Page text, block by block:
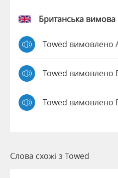
Британська вимова
Towed вимовлено
Towed вимовлено
Towed вимовлено
Слова схожі з Towed